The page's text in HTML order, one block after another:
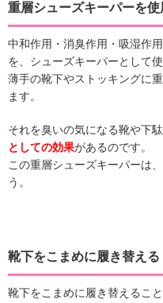
重層シューズキーパーを使
中和作用・消臭作用・吸湿作
を、シューズキーパーとして使
薄手の靴下やストッキングに
ます。
それを臭いの気になる靴や下駄
としての効果があるのです。
この重層シューズキーパーは
う。
靴下をこまめに履き替える
靴下をこまめに履き替えるこ